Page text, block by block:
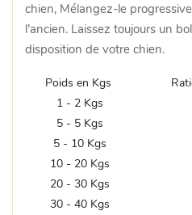
chien, Mélangez-le
l’ancien. Laissez toujours un
disposition de votre chien.
Poids en Kgs
1 - 2 Kgs
5 - 5 Kgs
5 - 10 Kgs
10 - 20 Kgs
20 - 30 Kgs
30 - 40 Kgs